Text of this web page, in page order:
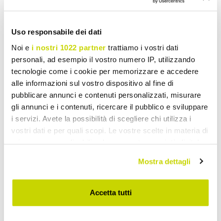
Uso responsabile dei dati
Noi e i nostri 1022 partner trattiamo i vostri dati
personali, ad esempio il vostro numero IP, utilizzando
tecnologie come i cookie per memorizzare e accedere
alle informazioni sul vostro dispositivo al fine di
pubblicare annunci e contenuti personalizzati, misurare
gli annunci e i contenuti, ricercare il pubblico e sviluppare
i servizi. Avete la possibilità di scegliere chi utilizza i
vostri dati e per quali scopi. Le vostre scelte in materia di
modificare o revocare il proprio consenso in qualsiasi
momento dalla Dichiarazione sui cookie o facendo clic
sull'icona di attivazione della privacy.
Mostra dettagli
Accetta tutti
VIADURINI LIVING
Italy - Paride
- 20%
VIADURINI LIVING
z metalu i melaminy Made
zł 5.591,63